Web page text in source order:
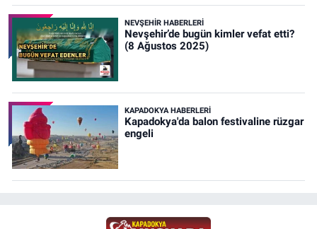
NEVŞEHIR HABERLERI
Nevşehir’de bugün kimler vefat etti?
(8 Ağustos 2025)
KAPADOKYA HABERLERI
Kapadokya'da balon festivaline rüzgar
engeli